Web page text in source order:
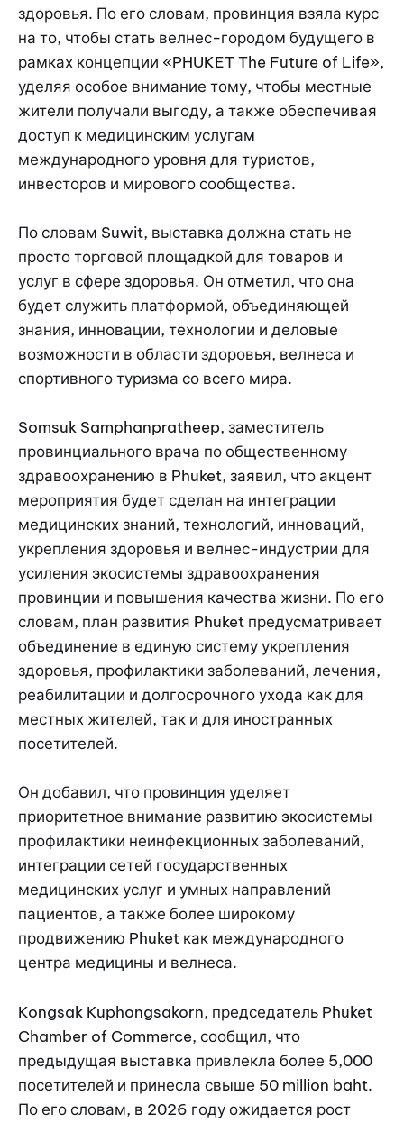
здоровья. По его словам, провинция взяла курс
на то, чтобы стать велнес-городом будущего в
рамках концепции «PHUKET The Future of Life»,
уделяя особое внимание тому, чтобы местные
жители получали выгоду, а также обеспечивая
доступ к медицинским услугам
международного уровня для туристов,
инвесторов и мирового сообщества.
По словам Suwit, выставка должна стать не
просто торговой площадкой для товаров и
услуг в сфере здоровья. Он отметил, что она
будет служить платформой, объединяющей
знания, инновации, технологии и деловые
возможности в области здоровья, велнеса и
спортивного туризма со всего мира.
Somsuk Samphanpratheep, заместитель
провинциального врача по общественному
здравоохранению в Phuket, заявил, что акцент
мероприятия будет сделан на интеграции
медицинских знаний, технологий, инноваций,
укрепления здоровья и велнес-индустрии для
усиления экосистемы здравоохранения
провинции и повышения качества жизни. По его
словам, план развития Phuket предусматривает
объединение в единую систему укрепления
здоровья, профилактики заболеваний, лечения,
реабилитации и долгосрочного ухода как для
местных жителей, так и для иностранных
посетителей.
Он добавил, что провинция уделяет
приоритетное внимание развитию экосистемы
профилактики неинфекционных заболеваний,
интеграции сетей государственных
медицинских услуг и умных направлений
пациентов, а также более широкому
продвижению Phuket как международного
центра медицины и велнеса.
Kongsak Kuphongsakorn, председатель Phuket
Chamber of Commerce, сообщил, что
предыдущая выставка привлекла более 5,000
посетителей и принесла свыше 50 million baht.
По его словам, в 2026 году ожидается рост